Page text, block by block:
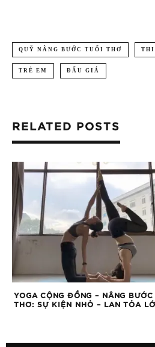
QUỸ NÂNG BƯỚC TUỔI THƠ
TRẺ EM ĐẤU GIÁ
RELATED POSTS
YOGA CỘNG ĐỒNG – NÂNG BƯỚC
THƠ: SỰ KIỆN NHỎ – LAN TỎA